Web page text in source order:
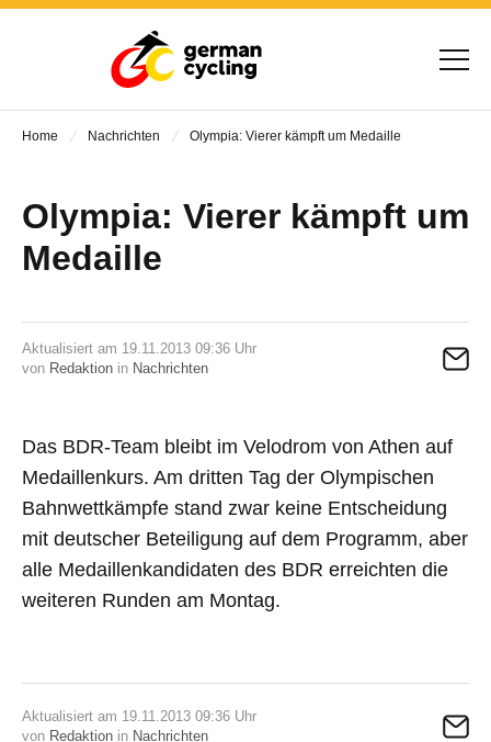
Home Nachrichten Olympia: Vierer kämpft um Medaille
Olympia: Vierer kämpft um
Medaille
Aktualisiert am 19.11.2013 09:36 Uhr
von Redaktion in Nachrichten
Das BDR-Team bleibt im Velodrom von Athen auf
Medaillenkurs. Am dritten Tag der Olympischen
Bahnwettkämpfe stand zwar keine Entscheidung
mit deutscher Beteiligung auf dem Programm, aber
alle Medaillenkandidaten des BDR erreichten die
weiteren Runden am Montag.
Aktualisiert am 19.11.2013 09:36 Uhr
von Redaktion in Nachrichten